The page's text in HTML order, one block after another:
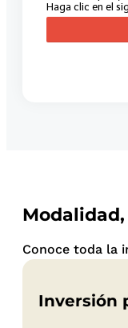
Conoce toda la
Inversión